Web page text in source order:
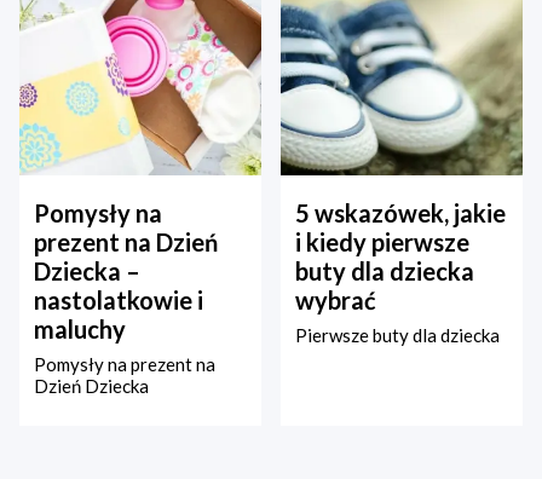
Pomysły na
prezent na Dzień
Dziecka –
nastolatkowie i
maluchy
Pomysły na prezent na
Dzień Dziecka
5 wskazówek, jakie
i kiedy pierwsze
buty dla dziecka
wybrać
Pierwsze buty dla dziecka